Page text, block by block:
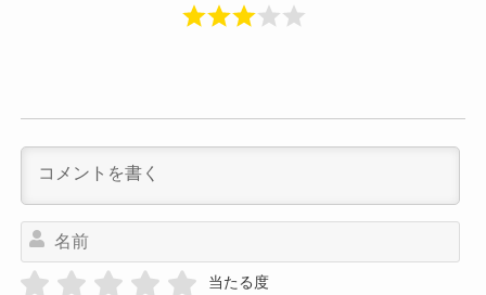
当たる度